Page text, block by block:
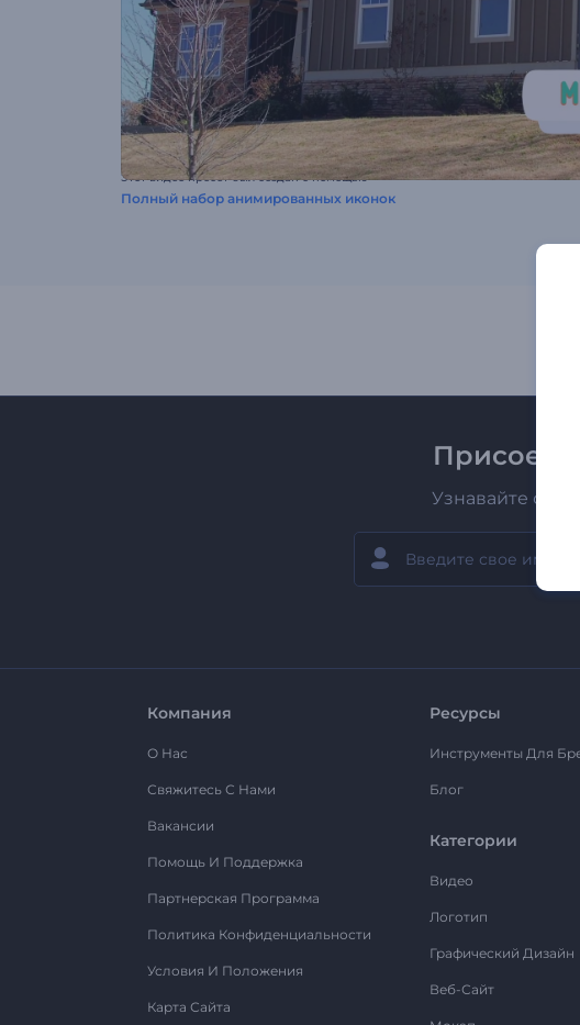
Этот видео пресет был создан с помощью
Полный набор анимированных иконок
Узнавайте о
Компания
О Нас
Свяжитесь С Нами
Вакансии
Помощь И Поддержка
Партнерская Программа
Политика Конфиденциальности
Условия И Положения
Карта Сайта
Ресурсы
Инструменты Для
Блог
Категории
Видео
Логотип
Графический Дизайн
Веб-Сайт